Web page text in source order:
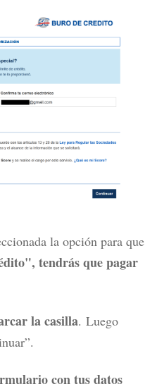
la opción para que
tendrás que pagar
la casilla. Luego
con tus datos